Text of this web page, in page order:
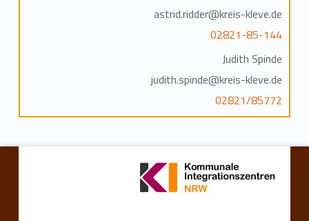
astrid.ridder@kreis-kleve.de
02821-85-144
Judith Spinde
judith.spinde@kreis-kleve.de
02821/85772
Skip back to main navigation